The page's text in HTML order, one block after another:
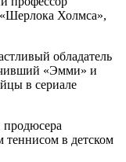
Холмса»,
обладатель
«Эмми» и
в сериале
теннисом в детском